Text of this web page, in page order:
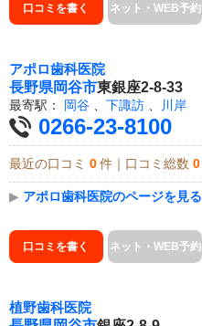
口コミを書く ネット・WEB予約
アポロ歯科医院
長野県岡谷市東銀座2-8-33
最寄駅： 岡谷 下諏訪 川岸
0266-23-8100
最近の口コミ 0 件｜口コミ総数 0
▶ アポロ歯科医院のページを見る
口コミを書く ネット・WEB予約
植野歯科医院